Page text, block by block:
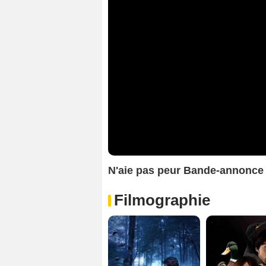
N'aie pas peur Bande-annonce
Filmographie